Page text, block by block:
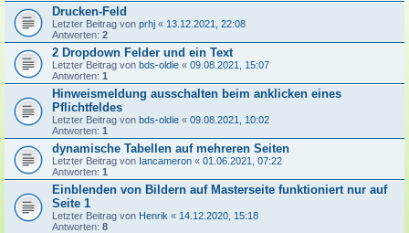
Drucken-Feld
Letzter Beitrag von prhj « 13.12.2021, 22:08
Antworten: 2
2 Dropdown Felder und ein Text
Letzter Beitrag von bds-oldie « 09.08.2021, 15:07
Antworten: 1
Hinweismeldung ausschalten beim anklicken eines
Pflichtfeldes
Letzter Beitrag von bds-oldie « 09.08.2021, 10:02
Antworten: 1
dynamische Tabellen auf mehreren Seiten
Letzter Beitrag von Iancameron « 01.06.2021, 07:22
Antworten: 1
Einblenden von Bildern auf Masterseite funktioniert nur auf
Seite 1
Letzter Beitrag von Henrik « 14.12.2020, 15:18
Antworten: 8